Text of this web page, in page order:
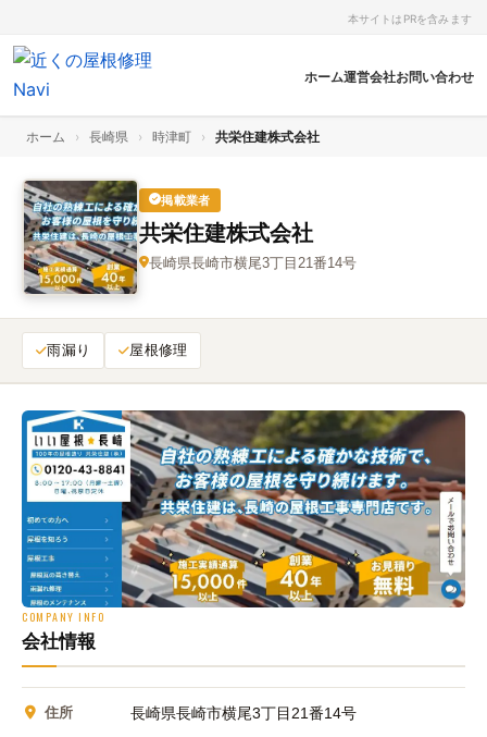
本サイトはPRを含みます
ホーム運営会社お問い合わせ
ホーム › 長崎県 › 時津町 › 共栄住建株式会社
掲載業者
共栄住建株式会社
長崎県長崎市横尾3丁目21番14号
雨漏り 屋根修理
COMPANY INFO
会社情報
住所 長崎県長崎市横尾3丁目21番14号